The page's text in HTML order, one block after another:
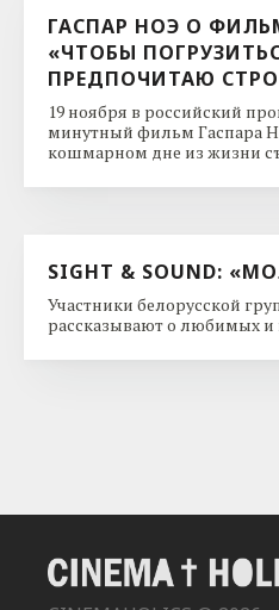
ГАСПАР НОЭ О
«ЧТОБЫ
ПРЕДПОЧИТАЮ
19 ноября в российский
минутный фильм Гаспара
кошмарном дне из жизни
SIGHT & SOUND:
Участники белорусской
рассказывают о любимых